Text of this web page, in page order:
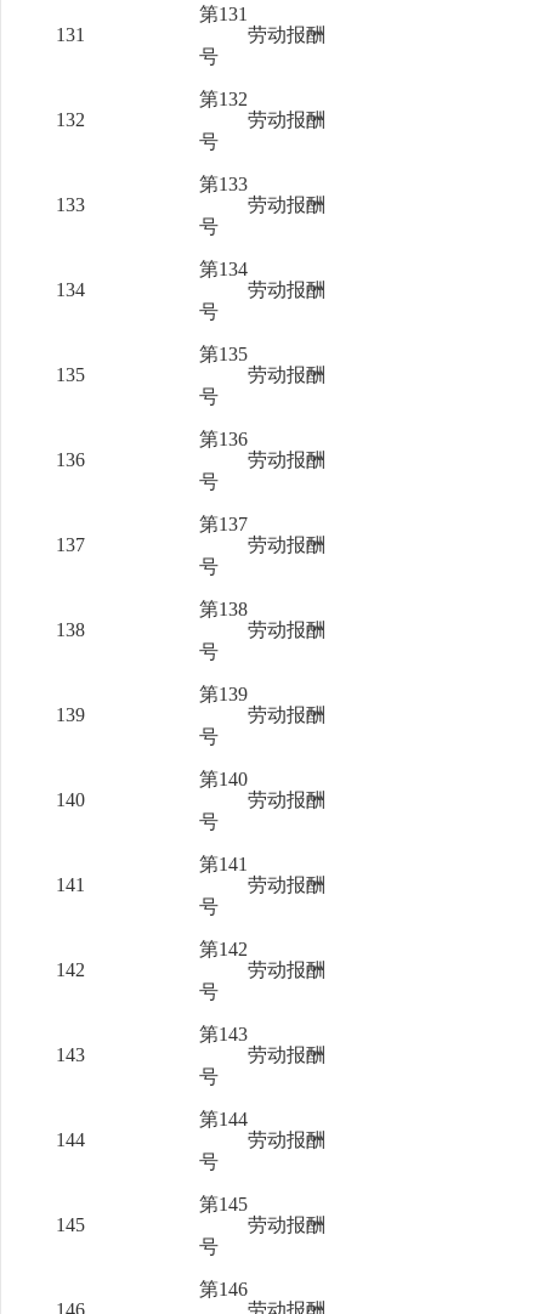
131
第131
号
劳动报酬
132
第132
号
劳动报酬
133
第133
号
劳动报酬
134
第134
号
劳动报酬
135
第135
号
劳动报酬
136
第136
号
劳动报酬
137
第137
号
劳动报酬
138
第138
号
劳动报酬
139
第139
号
劳动报酬
140
第140
号
劳动报酬
141
第141
号
劳动报酬
142
第142
号
劳动报酬
143
第143
号
劳动报酬
144
第144
号
劳动报酬
145
第145
号
劳动报酬
146
第146
劳动报酬